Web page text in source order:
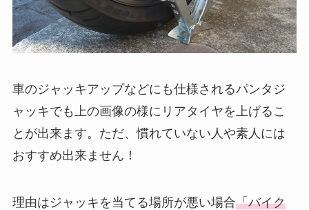
車のジャッキアップなどにも仕様されるパンタジ
ャッキでも上の画像の様にリアタイヤを上げるこ
とが出来ます。ただ、慣れていない人や素人には
おすすめ出来ません！
理由はジャッキを当てる場所が悪い場合「バイク